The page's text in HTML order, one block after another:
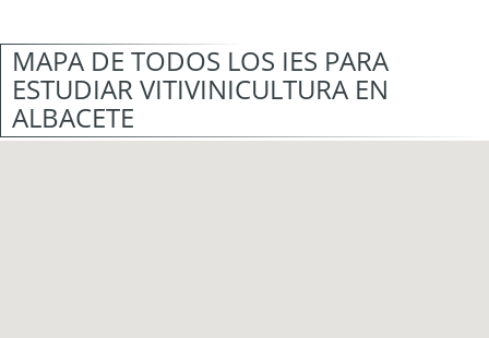
MAPA DE TODOS LOS IES PARA
ESTUDIAR VITIVINICULTURA EN
ALBACETE